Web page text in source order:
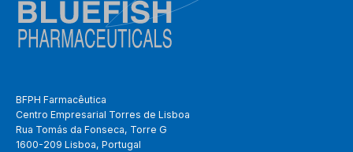
BFPH Farmacêutica
Centro Empresarial Torres de Lisboa
Rua Tomás da Fonseca, Torre G
1600-209 Lisboa, Portugal